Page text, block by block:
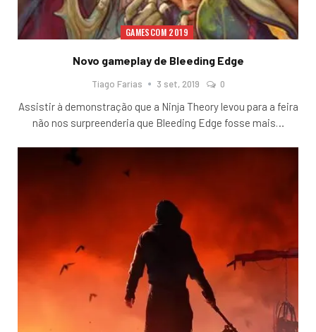
GAMESCOM 2019
Novo gameplay de Bleeding Edge
Tiago Farias 3 set, 2019 0
Assistir à demonstração que a Ninja Theory levou para a feira
não nos surpreenderia que Bleeding Edge fosse mais…